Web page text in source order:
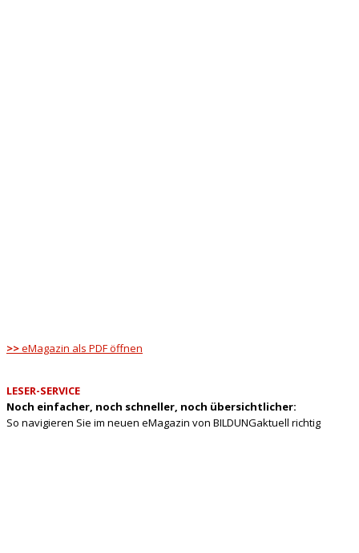
>>eMagazin als PDF öffnen
LESER-SERVICE
Noch einfacher, noch schneller, noch übersichtlicher:
So navigieren Sie im neuen eMagazin von BILDUNGaktuell richtig